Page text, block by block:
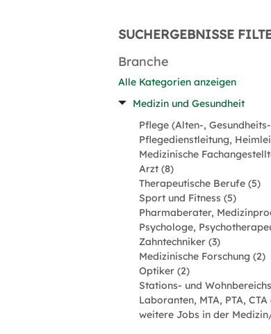
SUCHERGEBNISSE
Branche
Alle Kategorien anzeigen
Medizin und Gesundheit
Pflegedienstleitung,
Arzt (8)
Therapeutische Berufe (5)
Sport und Fitness (5)
Psychologe,
Zahntechniker (3)
Medizinische Forschung (2)
Optiker (2)
Laboranten, MTA, PTA, CTA